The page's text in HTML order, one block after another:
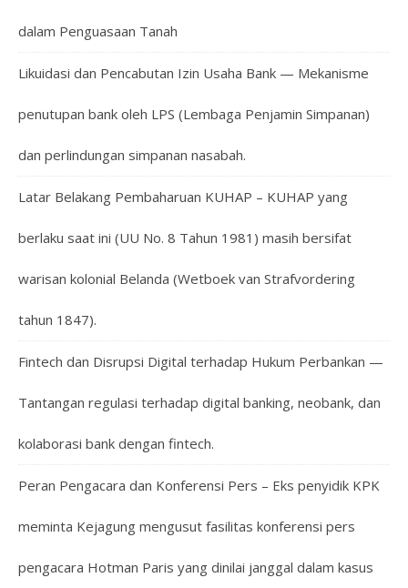
dalam Penguasaan Tanah
Likuidasi dan Pencabutan Izin Usaha Bank — Mekanisme
penutupan bank oleh LPS (Lembaga Penjamin Simpanan)
dan perlindungan simpanan nasabah.
Latar Belakang Pembaharuan KUHAP – KUHAP yang
berlaku saat ini (UU No. 8 Tahun 1981) masih bersifat
warisan kolonial Belanda (Wetboek van Strafvordering
tahun 1847).
Fintech dan Disrupsi Digital terhadap Hukum Perbankan —
Tantangan regulasi terhadap digital banking, neobank, dan
kolaborasi bank dengan fintech.
Peran Pengacara dan Konferensi Pers – Eks penyidik KPK
meminta Kejagung mengusut fasilitas konferensi pers
pengacara Hotman Paris yang dinilai janggal dalam kasus